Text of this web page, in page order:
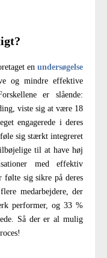
en undersøgelse
og mindre effektive
er slående:
viste sig at være 18
engagerede i deres
sig stærkt integreret
til at have høj
med effektiv
følte sig sikre på deres
medarbejdere, der
performer, og 33 %
Så der er al mulig